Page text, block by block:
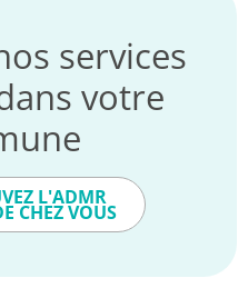
services
votre
L'ADMR
CHEZ VOUS